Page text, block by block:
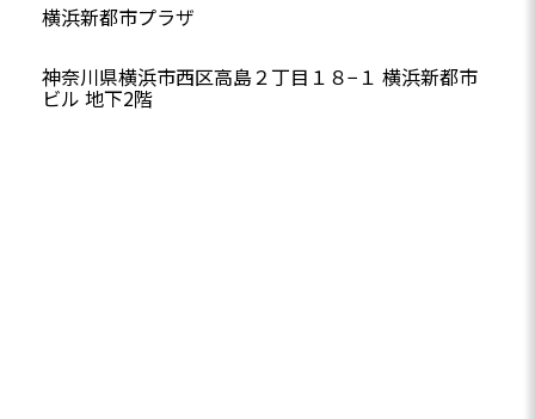
横浜新都市プラザ
神奈川県横浜市西区高島２丁目１８−１ 横浜新都市
ビル 地下2階